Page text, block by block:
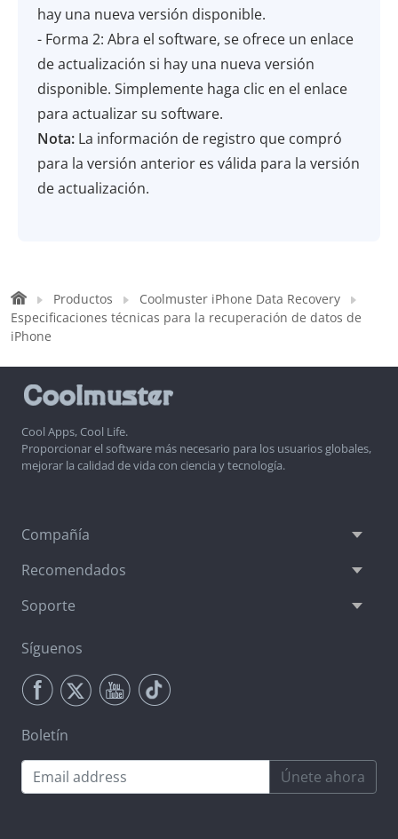
hay una nueva versión disponible.
- Forma 2: Abra el software, se ofrece un enlace
de actualización si hay una nueva versión
disponible. Simplemente haga clic en el enlace
para actualizar su software.
Nota: La información de registro que compró
para la versión anterior es válida para la versión
de actualización.
Productos
Coolmuster iPhone Data Recovery
Especificaciones técnicas para la recuperación de datos de
iPhone
Cool Apps, Cool Life.
Proporcionar el software más necesario para los usuarios globales,
mejorar la calidad de vida con ciencia y tecnología.
Compañía
Recomendados
Soporte
Síguenos
Boletín
Únete ahora